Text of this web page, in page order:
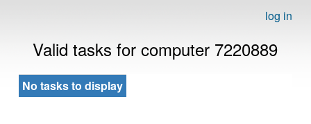
log in
Valid tasks for computer 7220889
No tasks to display